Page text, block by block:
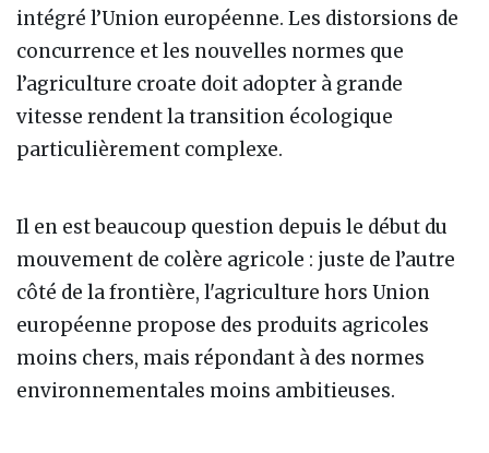
intégré l’Union européenne. Les distorsions de
concurrence et les nouvelles normes que
l’agriculture croate doit adopter à grande
vitesse rendent la transition écologique
particulièrement complexe.
Il en est beaucoup question depuis le début du
mouvement de colère agricole : juste de l’autre
côté de la frontière, l'agriculture hors Union
européenne propose des produits agricoles
moins chers, mais répondant à des normes
environnementales moins ambitieuses.